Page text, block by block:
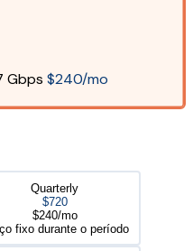
Gbps $240/mo
Quarterly
$720
$240/mo
fixo durante o período